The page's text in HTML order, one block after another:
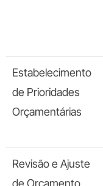
Estabelecimento
de Prioridades
Orçamentárias
Revisão e Ajuste
de Orçamento